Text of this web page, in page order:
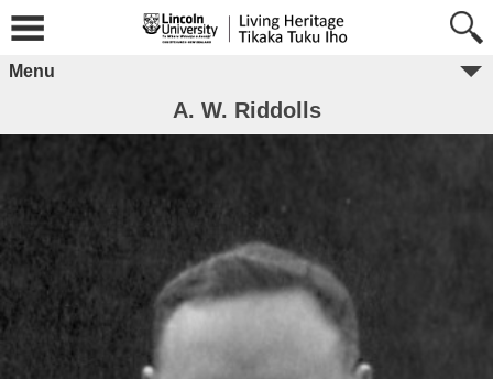
Menu
A. W. Riddolls